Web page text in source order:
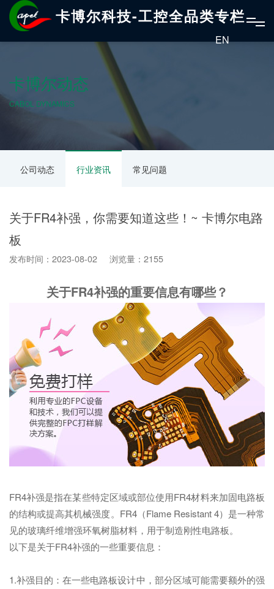
卡博尔科技-工控全品类专栏
EN
卡博尔动态
CABOL DYNAMICS
公司动态 行业资讯 常见问题
关于FR4补强，你需要知道这些！~ 卡博尔电路
板
发布时间：2023-08-02 浏览量：2155
关于FR4补强的重要信息有哪些？
FR4补强是指在某些特定区域或部位使用FR4材料来加固电路板
的结构或提高其机械强度。FR4（Flame Resistant 4）是一种常
见的玻璃纤维增强环氧树脂材料，用于制造刚性电路板。
以下是关于FR4补强的一些重要信息：
1.补强目的：在一些电路板设计中，部分区域可能需要额外的强